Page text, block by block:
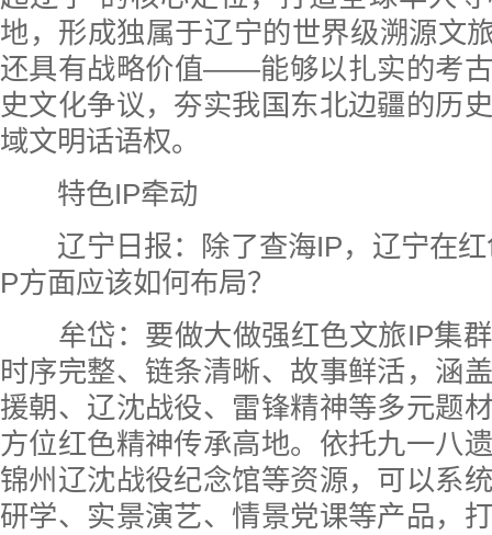
地，形成独属于辽宁的世界级溯源文
还具有战略价值——能够以扎实的考
史文化争议，夯实我国东北边疆的历
域文明话语权。
特色IP牵动
辽宁日报：
除了查海IP，辽宁在
P方面应该如何布局？
牟岱：要做大做强红色文旅IP集群
时序完整、链条清晰、故事鲜活，涵
援朝、辽沈战役、雷锋精神等多元题
方位红色精神传承高地。依托九一八
锦州辽沈战役纪念馆等资源，可以系
研学、实景演艺、情景党课等产品，